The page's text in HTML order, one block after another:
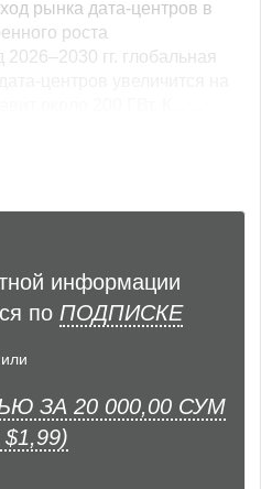
рынка дата-центров в
роста
гг. глобальная
информации
по ПОДПИСКЕ
или
ЗА 20 000,00 СУМ
$1,99)